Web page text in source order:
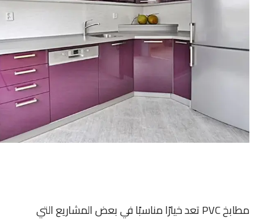
مطابخ PVC تعد خيارًا مناسبًا في بعض المشاريع التي